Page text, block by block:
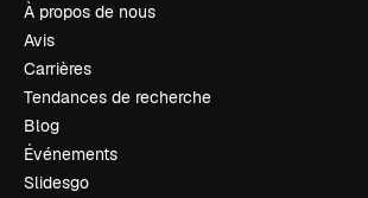
À propos de nous
Avis
Carrières
Tendances de recherche
Blog
Événements
Slidesgo